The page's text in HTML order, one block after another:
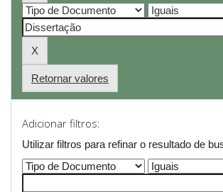
Retornar valores
Adicionar filtros:
Utilizar filtros para refinar o resultado de